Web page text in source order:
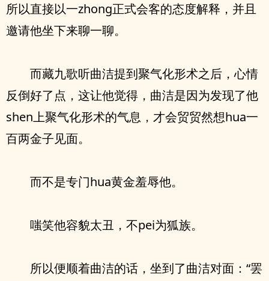
所以直接以一zhong正式会客的态度解释，并且
邀请他坐下来聊一聊。
而藏九歌听曲洁提到聚气化形术之后，心情
反倒好了点，这让他觉得，曲洁是因为发现了他
shen上聚气化形术的气息，才会贸贸然想hua一
百两金子见面。
而不是专门hua黄金羞辱他。
嗤笑他容貌太丑，不pei为狐族。
所以便顺着曲洁的话，坐到了曲洁对面：“罢